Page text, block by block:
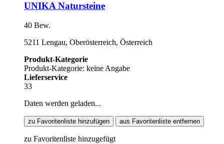
UNIKA Natursteine
40 Bew.
5211 Lengau, Oberösterreich, Österreich
Produkt-Kategorie
Produkt-Kategorie: keine Angabe
Lieferservice
33
Daten werden geladen...
zu Favoritenliste hinzufügen aus Favoritenliste entfernen
zu Favoritenliste hinzugefügt